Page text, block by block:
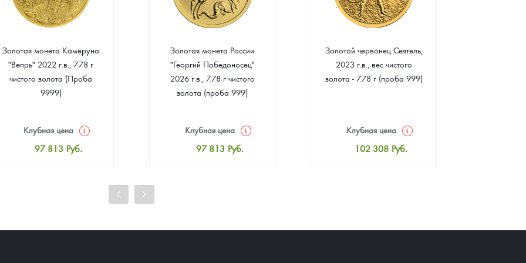
Золотая монета Камеруна
"Вепрь" 2022 г.в., 7.78 г
чистого золота (Проба
9999)
Клубная цена
97 813 Руб.
Золотая монета России
"Георгий Победоносец"
2026 г.в., 7.78 г чистого
золота (проба 999)
Клубная цена
97 813 Руб.
Золотой червонец Сеятель,
2023 г.в., вес чистого
золота - 7.78 г (проба 999)
Клубная цена
102 308 Руб.